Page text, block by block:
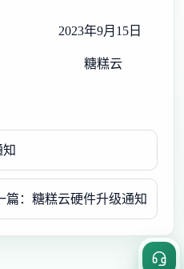
2023年9月15日
糖糕云
篇：糖糕云硬件升级通知